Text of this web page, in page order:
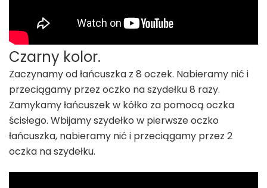
Czarny kolor.
Zaczynamy od łańcuszka z 8 oczek. Nabieramy nić i
przeciągamy przez oczko na szydełku 8 razy.
Zamykamy łańcuszek w kółko za pomocą oczka
ścisłego. Wbijamy szydełko w pierwsze oczko
łańcuszka, nabieramy nić i przeciągamy przez 2
oczka na szydełku.